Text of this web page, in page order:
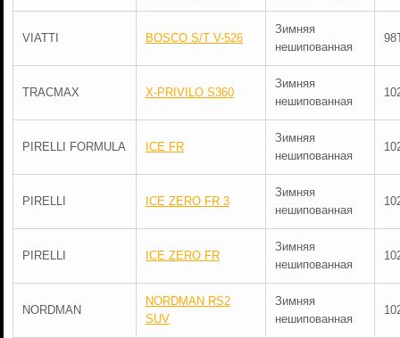
VIATTI BOSCO S/T V-526
Зимняя
нешипованная
TRACMAX X-PRIVILO S360
Зимняя
нешипованная
PIRELLI FORMULA ICE FR
Зимняя
нешипованная
PIRELLI ICE ZERO FR 3
Зимняя
нешипованная
PIRELLI ICE ZERO FR
Зимняя
нешипованная
NORDMAN
NORDMAN RS2
SUV
Зимняя
нешипованная